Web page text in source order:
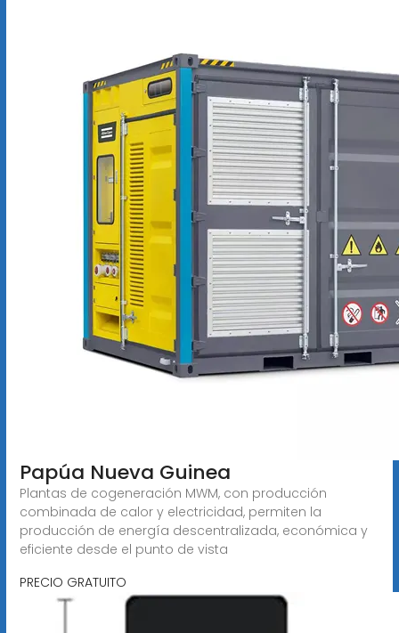
Papúa Nueva Guinea
Plantas de cogeneración MWM, con producción
combinada de calor y electricidad, permiten la
producción de energía descentralizada, económica y
eficiente desde el punto de vista
PRECIO GRATUITO